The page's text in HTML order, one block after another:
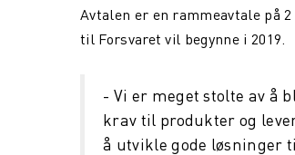
Avtalen er en rammeavtale på
til Forsvaret vil begynne i 2019.
- Vi er meget stolte av å
krav til produkter og
å utvikle gode løsninger